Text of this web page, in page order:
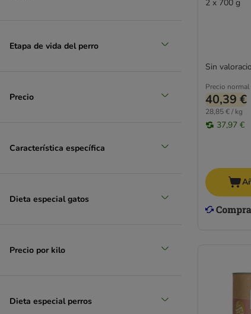
Etapa de vida del perro
Precio
Característica específica
Dieta especial gatos
Precio por kilo
Dieta especial perros
2 x 700 g
Precio normal
40,39 €
28,85 € / kg
37,97 €
Sin